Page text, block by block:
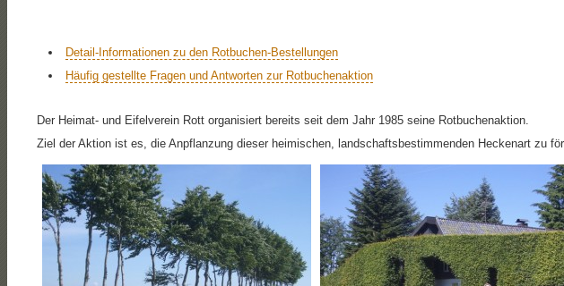
Detail-Informationen zu den Rotbuchen-Bestellungen
Häufig gestellte Fragen und Antworten zur Rotbuchenaktion
Der Heimat- und Eifelverein Rott organisiert bereits seit dem Jahr 1985 seine Rotbuchenaktion.
Ziel der Aktion ist es, die Anpflanzung dieser heimischen, landschaftsbestimmenden Heckenart zu